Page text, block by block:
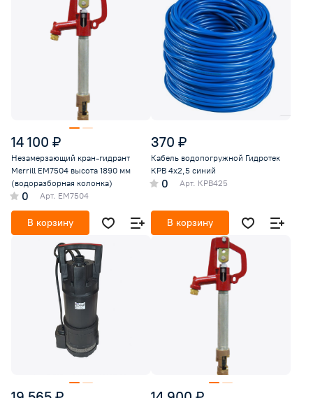
14 100 ₽
Незамерзающий кран-гидрант
Merrill EM7504 высота 1890 мм
(водоразборная колонка)
0 Арт. EM7504
В корзину
370 ₽
Кабель водопогружной Гидротек
КРВ 4х2,5 синий
0 Арт. КРВ425
В корзину